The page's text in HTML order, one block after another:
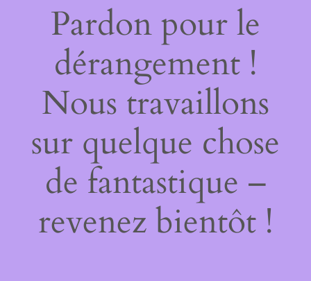
Pardon pour le
dérangement !
Nous travaillons
sur quelque chose
de fantastique –
revenez bientôt !